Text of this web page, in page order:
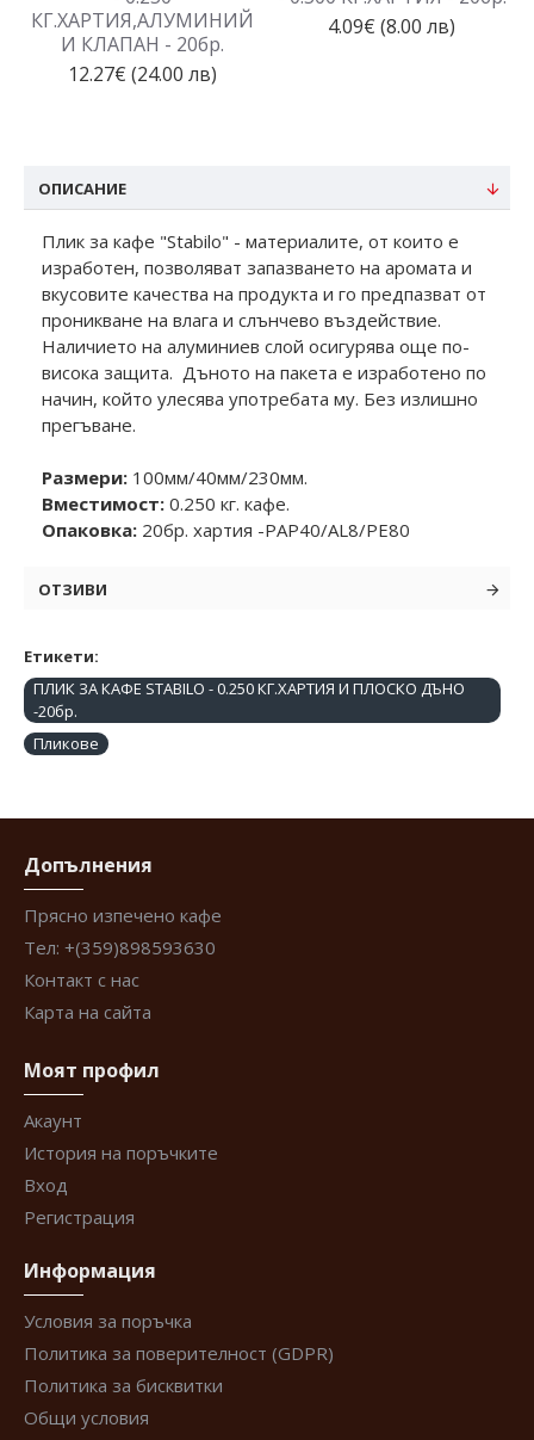
КГ.ХАРТИЯ,АЛУМИНИЙ
И КЛАПАН - 20бр.
12.27€ (24.00 лв)
4.09€ (8.00 лв)
ОПИСАНИЕ
Плик за кафе "Stabilo" - материалите, от които е
изработен, позволяват запазването на аромата и
вкусовите качества на продукта и го предпазват от
проникване на влага и слънчево въздействие.
Наличието на алуминиев слой осигурява още по-
висока защита. Дъното на пакета е изработено по
начин, който улесява употребата му. Без излишно
прегъване.
Размери: 100мм/40мм/230мм.
Вместимост: 0.250 кг. кафе.
Опаковка: 20бр. хартия -PAP40/AL8/PE80
ОТЗИВИ
Етикети:
ПЛИК ЗА КАФЕ STABILO - 0.250 КГ.ХАРТИЯ И ПЛОСКО ДЪНО
-20бр.
Пликове
Допълнения
Прясно изпечено кафе
Тел: +(359)898593630
Контакт с нас
Карта на сайта
Моят профил
Акаунт
История на поръчките
Вход
Регистрация
Информация
Условия за поръчка
Политика за поверителност (GDPR)
Политика за бисквитки
Общи условия